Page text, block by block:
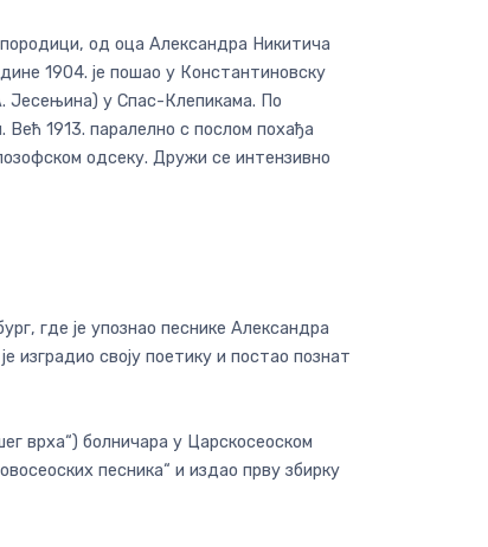
породици, од оца Александра Никитича
1904. је пошао у Константиновску
Јесењина) у Спас-Клепикама. По
1913. паралелно с послом похађа
одсеку. Дружи се интензивно
где је упознао песнике Александра
изградио своју поетику и постао познат
врха“) болничара у Царскосеоском
песника“ и издао прву збирку